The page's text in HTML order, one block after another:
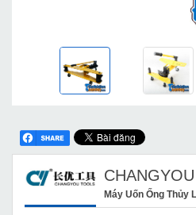
CHANGYOU
Máy Uốn Ống Thủy